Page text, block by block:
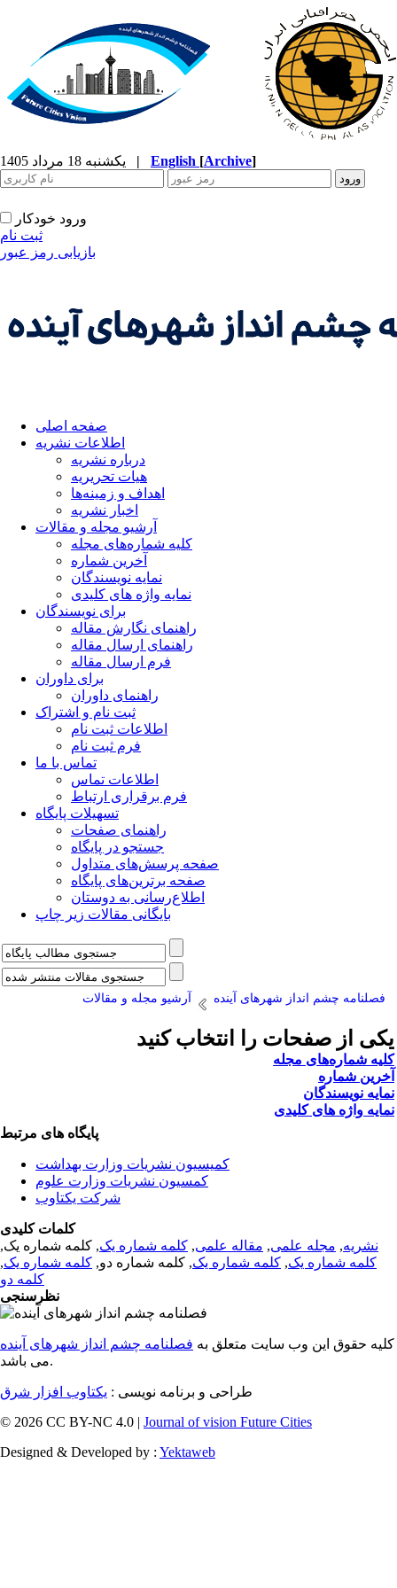
| English [Archive]
ورود خودکار
ثبت نام
بازیابی رمز عبور
صفحه اصلی
اطلاعات نشریه
درباره نشریه
هیات تحریریه
اهداف و زمینه‌ها
اخبار نشریه
آرشیو مجله و مقالات
کلیه شماره‌های مجله
آخرین شماره
نمایه نویسندگان
نمایه واژه های کلیدی
برای نویسندگان
راهنمای نگارش مقاله
راهنمای ارسال مقاله
فرم ارسال مقاله
برای داوران
راهنمای داوران
ثبت نام و اشتراک
اطلاعات ثبت نام
فرم ثبت نام
تماس با ما
اطلاعات تماس
فرم برقراری ارتباط
تسهیلات پایگاه
راهنمای صفحات
جستجو در پایگاه
صفحه پرسش‌های متداول
صفحه برترین‌های پایگاه
اطلاع‌رسانی به دوستان
بایگانی مقالات زیر چاپ
فصلنامه چشم انداز شهرهای آینده آرشیو مجله و مقالات
یکی از صفحات را انتخاب کنید
کلیه شماره‌های مجله
آخرین شماره
نمایه نویسندگان
نمایه واژه های کلیدی
پایگاه های مرتبط
کمیسیون نشریات وزارت بهداشت
کمسیون نشریات وزارت علوم
شرکت یکتاوب
کلمات کلیدی
نشریه, مجله علمی, مقاله علمی, کلمه شماره یک, کلمه شماره یک,
کلمه شماره یک, کلمه شماره یک, کلمه شماره دو, کلمه شماره یک,
کلمه دو
نظرسنجی
کلیه حقوق این وب سایت متعلق به فصلنامه چشم انداز شهرهای آینده
می باشد.
طراحی و برنامه نویسی : یکتاوب افزار شرق
© 2026 CC BY-NC 4.0 | Journal of vision Future Cities
Designed & Developed by : Yektaweb